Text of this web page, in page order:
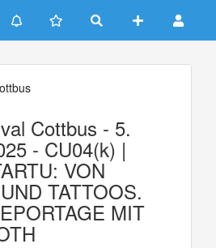
Cottbus - 5.
- CU04(k) |
VON
TATTOOS.
MIT